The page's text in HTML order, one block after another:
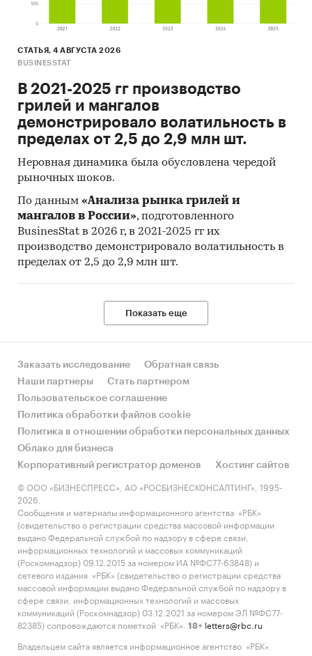
СТАТЬЯ, 4 АВГУСТА 2026
BUSINESSTAT
В 2021-2025 гг производство
грилей и мангалов
демонстрировало волатильность в
пределах от 2,5 до 2,9 млн шт.
Неровная динамика была обусловлена чередой
рыночных шоков.
По данным «Анализа рынка грилей и
мангалов в России», подготовленного
BusinesStat в 2026 г, в 2021-2025 гг их
производство демонстрировало волатильность в
пределах от 2,5 до 2,9 млн шт.
Показать еще
Заказать исследование
Обратная связь
Наши партнеры
Стать партнером
Пользовательское соглашение
Политика обработки файлов cookie
Политика в отношении обработки персональных данных
Облако для бизнеса
Корпоративный регистратор доменов
Хостинг сайтов
© ООО «БИЗНЕСПРЕСС», АО «РОСБИЗНЕСКОНСАЛТИНГ», 1995-
2026.
Сообщения и материалы информационного агентства «РБК»
(свидетельство о регистрации средства массовой информации
выдано Федеральной службой по надзору в сфере связи,
информационных технологий и массовых коммуникаций
(Роскомнадзор) 09.12.2015 за номером ИА №ФС77-63848) и
сетевого издания «РБК» (свидетельство о регистрации средства
массовой информации выдано Федеральной службой по надзору в
сфере связи, информационных технологий и массовых
коммуникаций (Роскомнадзор) 03.12.2021 за номером ЭЛ №ФС77-
82385) сопровождаются пометкой «РБК».
18+ letters@rbc.ru
Владельцем сайта является информационное агентство «РБК».